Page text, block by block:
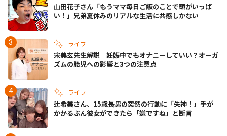
山田花子さん「もうママ毎日ご飯のことで頭がいっぱ
い！」兄弟夏休みのリアルな生活に共感しかない
ライフ
宋美玄先生解説｜妊娠中でもオナニーしていい？オーガ
ズムの胎児への影響と3つの注意点
ライフ
辻希美さん、15歳長男の突然の行動に「失神！」手が
かかるぶん彼女ができたら「嫌ですね」と断言